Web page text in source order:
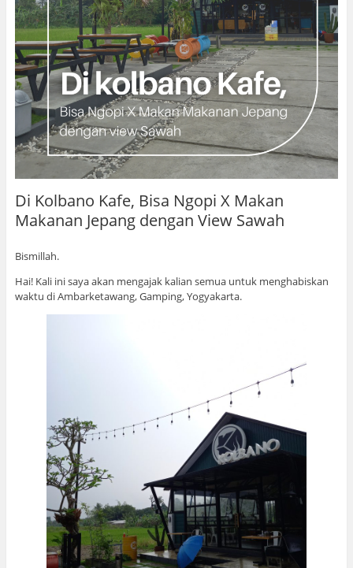
Di Kolbano Kafe, Bisa Ngopi X Makan
Makanan Jepang dengan View Sawah
Bismillah.
Hai! Kali ini saya akan mengajak kalian semua untuk menghabiskan
waktu di Ambarketawang, Gamping, Yogyakarta.